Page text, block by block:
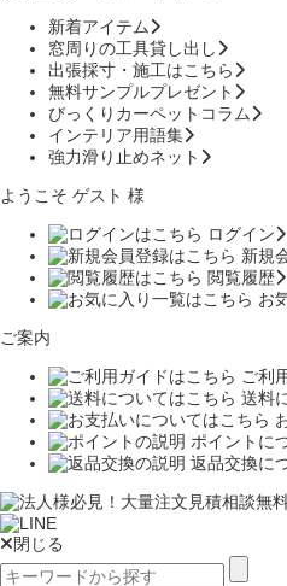
新着アイテム
窓周りの工具貸し出し
出張採寸・施工はこちら
無料サンプルプレゼント
びっくりカーペットコラム
インテリア用語集
強力滑り止めネット
ようこそ ゲスト 様
ログイン
新規
閲覧履歴
お
ご案内
ご利
送料
ポイントに
返品交換に
閉じる